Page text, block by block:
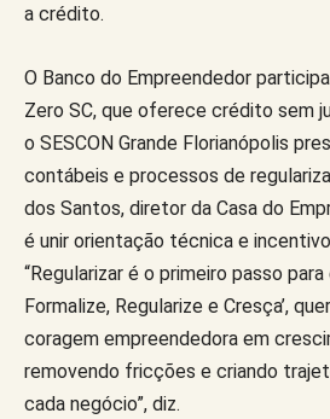
a crédito.
O Banco do Empreendedor
Zero SC, que oferece crédito sem
o SESCON Grande Florianópolis
contábeis e processos de
dos Santos, diretor da Casa do
é unir orientação técnica e
“Regularizar é o primeiro passo para
Formalize, Regularize e Cresça’,
coragem empreendedora em
removendo fricções e criando
cada negócio”, diz.